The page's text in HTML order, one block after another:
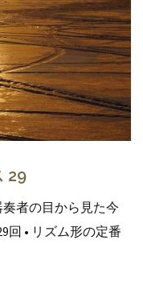
29
者の目から見た今
• リズム形の定番